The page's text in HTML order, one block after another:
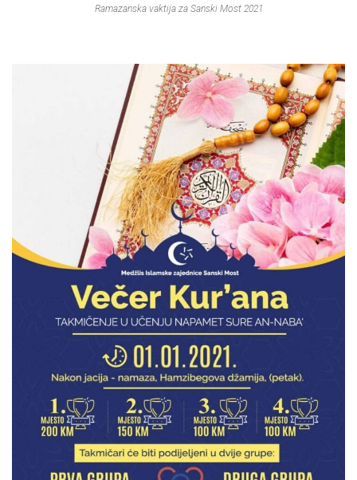
Ramazanska vaktija za Sanski Most 2021